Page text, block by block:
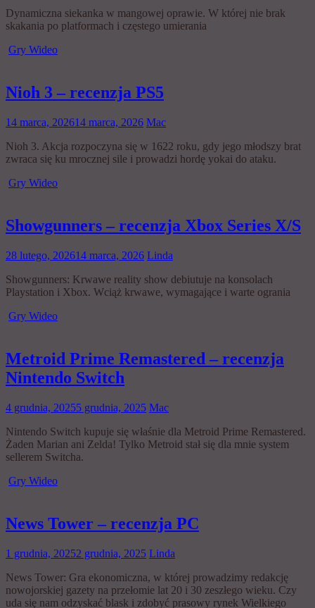
Dynamiczna siekanka w mangowej oprawie. W której nie brak
skakania po platformach i częstego umierania
Gry Wideo
Nioh 3 – recenzja PS5
14 marca, 202614 marca, 2026 Mac
Nioh 3. Akcja rozpoczyna się w 1622 roku, gdy jego młodszy brat
zwraca się ku mrocznej sile i prowadzi hordę yokai do ataku.
Gry Wideo
Showgunners – recenzja Xbox Series X/S
28 lutego, 202614 marca, 2026 Linda
Showgunners: Krwawe reality show debiutuje na konsolach
Playstation i Xbox. Wciąż krwawe, wymagające i warte ogrania
Gry Wideo
Metroid Prime Remastered – recenzja
Nintendo Switch
4 grudnia, 20255 grudnia, 2025 Mac
Nintendo Switch kupuje się właśnie dla Metroid Prime Remastered.
Żaden Marian ani Zelda! Tylko Metroid stał się dla mnie system
sellerem Switcha.
Gry Wideo
News Tower – recenzja PC
1 grudnia, 20252 grudnia, 2025 Linda
News Tower: Gra ekonomiczna, w której prowadzimy redakcję
nowojorskiej gazety na przełomie lat 20 i 30 zeszłego wieku. Czy
uda się nam odzyskać blask i zdobyć prasowy rynek Wielkiego